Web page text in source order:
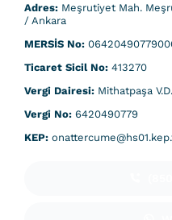
Adres:Meşrutiyet Mah.
/ Ankara
MERSİS No:
Ticaret Sicil No:413270
Vergi Dairesi:Mithatpaşa V.D.
Vergi No:6420490779
KEP: